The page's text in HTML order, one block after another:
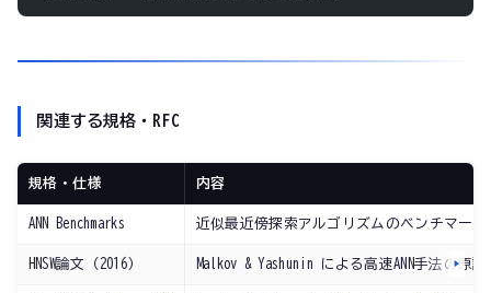
関連する規格・RFC
規格・仕様 内容
ANN Benchmarks 近似最近傍探索アルゴリズムのベンチマーク
HNSW論文（2016） Malkov & Yashunin による高速ANN手法の原